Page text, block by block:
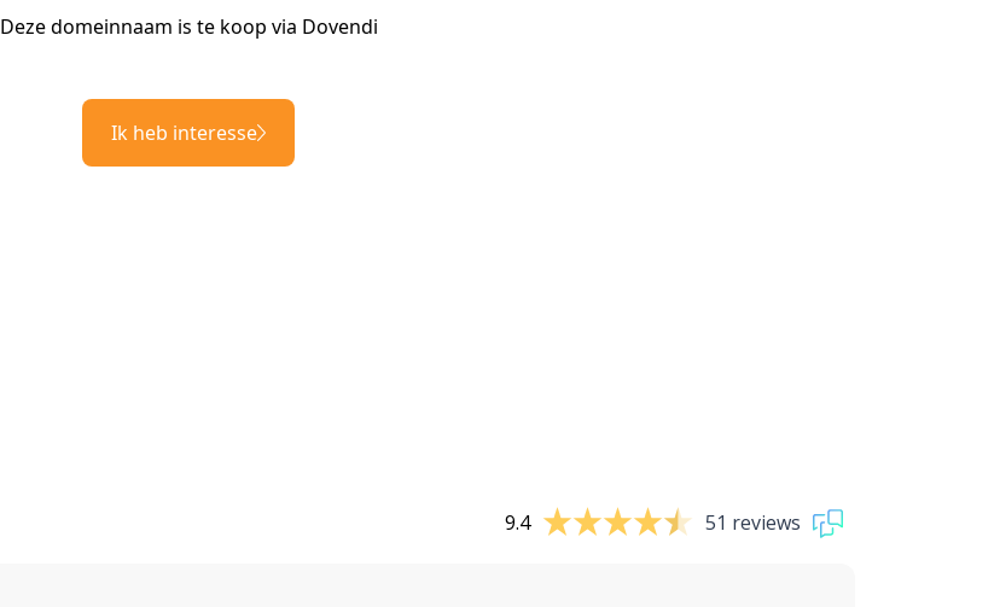
Deze domeinnaam is te koop via Dovendi
Ik heb interesse
9.4 51 reviews